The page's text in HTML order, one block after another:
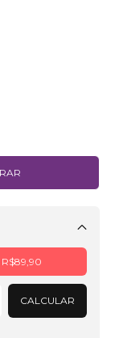
R$89,90
CALCULAR